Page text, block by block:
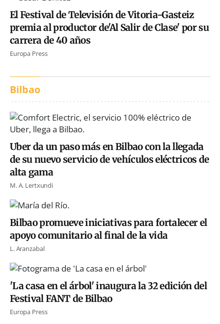
El Festival de Televisión de Vitoria-Gasteiz
premia al productor de'Al Salir de Clase' por su
carrera de 40 años
Europa Press
Bilbao
Uber da un paso más en Bilbao con la llegada
de su nuevo servicio de vehículos eléctricos de
alta gama
M. A. Lertxundi
Bilbao promueve iniciativas para fortalecer el
apoyo comunitario al final de la vida
L. Aranzabal
'La casa en el árbol' inaugura la 32 edición del
Festival FANT de Bilbao
Europa Press